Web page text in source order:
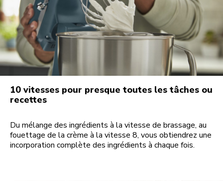
10 vitesses pour presque toutes les tâches ou
recettes
Du mélange des ingrédients à la vitesse de brassage, au
fouettage de la crème à la vitesse 8, vous obtiendrez une
incorporation complète des ingrédients à chaque fois.